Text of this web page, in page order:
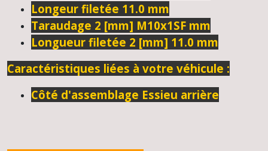
Longeur filetée 11.0 mm
Taraudage 2 [mm] M10x1SF mm
Longueur filetée 2 [mm] 11.0 mm
Caractéristiques liées à votre véhicule :
Côté d'assemblage Essieu arrière